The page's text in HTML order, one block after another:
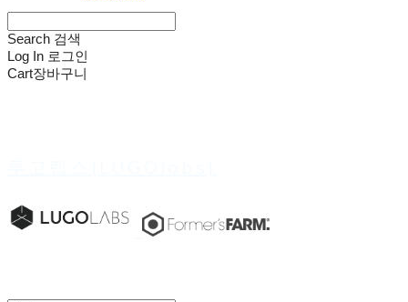
Search 검색
Log In 로그인
Cart장바구니